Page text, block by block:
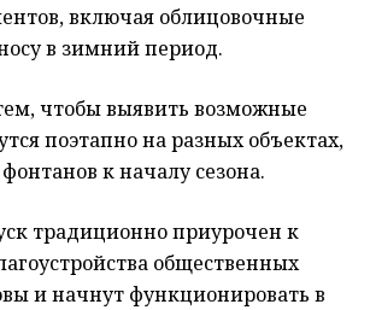
включая облицовочные
в зимний период.
чтобы выявить возможные
поэтапно на разных объектах,
к началу сезона.
традиционно приурочен к
общественных
и начнут функционировать в